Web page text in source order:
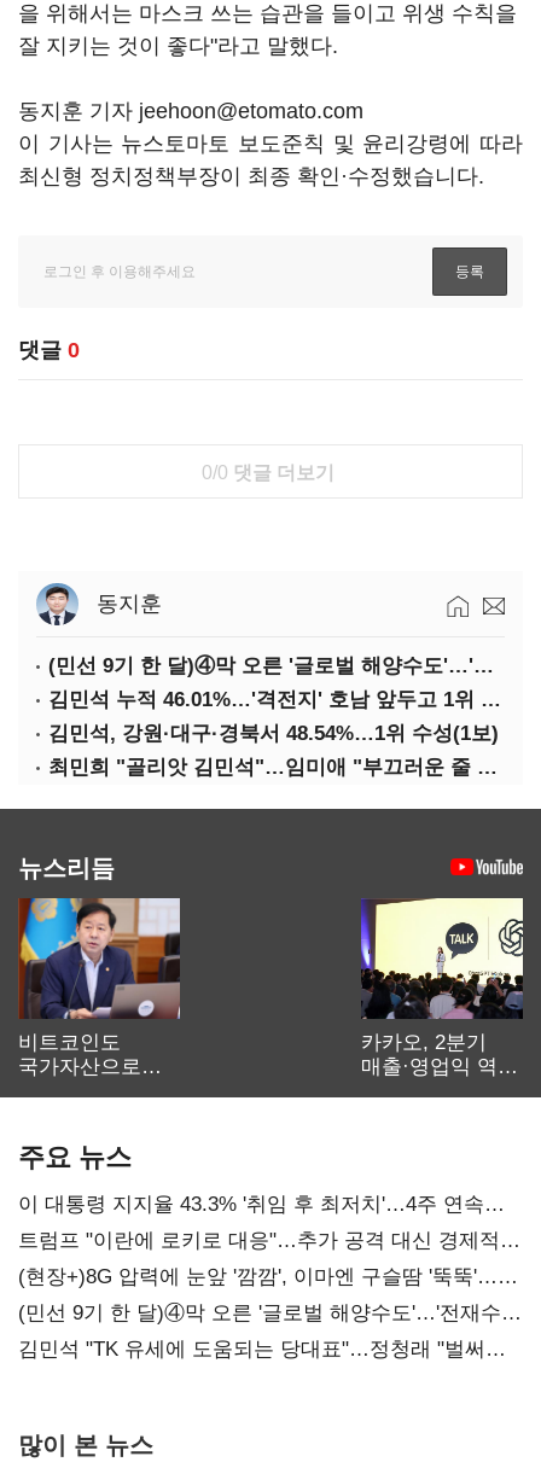
을 위해서는 마스크 쓰는 습관을 들이고 위생 수칙을
잘 지키는 것이 좋다"라고 말했다.
동지훈 기자 jeehoon@etomato.com
이 기사는 뉴스토마토 보도준칙 및 윤리강령에 따라
최신형 정치정책부장이 최종 확인·수정했습니다.
댓글 0
0/0 댓글 더보기
동지훈
(민선 9기 한 달)④막 오른 '글로벌 해양수도'…'전재수 리더십' 시험대
김민석 누적 46.01%…'격전지' 호남 앞두고 1위 지켰다(2보)
김민석, 강원·대구·경북서 48.54%…1위 수성(1보)
최민희 "골리앗 김민석"…임미애 "부끄러운 줄 알아야"
뉴스리듬
비트코인도
국가자산으로…'
카카오, 2분기
매출·영업익 역대
주요 뉴스
이 대통령 지지율 43.3% '취임 후 최저치'…4주 연속
'하락'
트럼프 "이란에 로키로 대응"…추가 공격 대신 경제적
압박 시사
(현장+)8G 압력에 눈앞 '깜깜', 이마엔 구슬땀 '뚝뚝'…
화려한 에어쇼 뒤 땀방울
(민선 9기 한 달)④막 오른 '글로벌 해양수도'…'전재수
리더십' 시험대
김민석 "TK 유세에 도움되는 당대표"…정청래 "벌써
많이 본 뉴스